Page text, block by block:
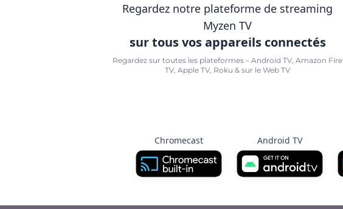
Regardez notre plateforme de streaming
Myzen TV
sur tous vos appareils connectés
Regardez sur toutes les plateformes – Android TV, Amazon Fire
TV, Apple TV, Roku & sur le Web TV
Chromecast Android TV